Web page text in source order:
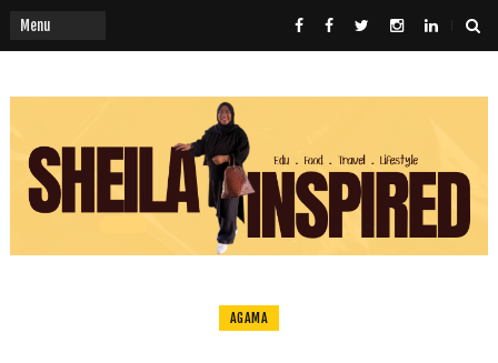
AGAMA